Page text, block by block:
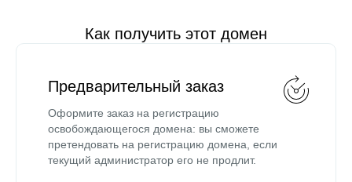
Как получить этот домен
Предварительный заказ
Оформите заказ на регистрацию
освобождающегося домена: вы сможете
претендовать на регистрацию домена, если
текущий администратор его не продлит.